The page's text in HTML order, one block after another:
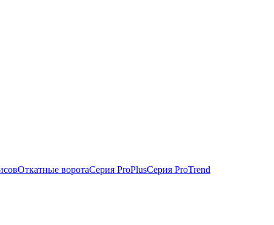
Откатные воротаСерия ProPlusСерия ProTrend